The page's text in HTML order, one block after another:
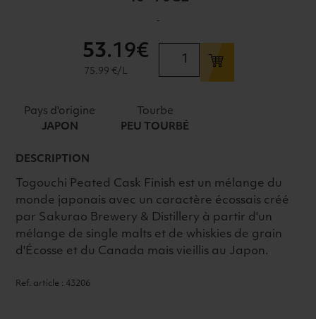
-
TOGOUCHI
ISLAY
70CL
53.19€
75.99 €/L
Pays d'origine
JAPON
Tourbe
PEU TOURBÉ
DESCRIPTION
Togouchi Peated Cask Finish est un mélange du
monde japonais avec un caractère écossais créé
par Sakurao Brewery & Distillery à partir d'un
mélange de single malts et de whiskies de grain
d'Écosse et du Canada mais vieillis au Japon.
Ref. article : 43206